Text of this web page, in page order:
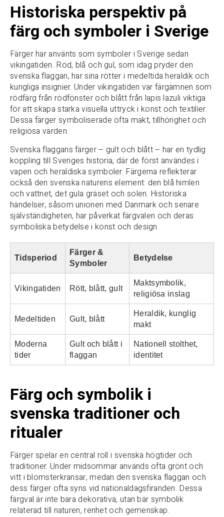
Historiska perspektiv på
färg och symboler i Sverige
Färger har använts som symboler i Sverige sedan
vikingatiden. Röd, blå och gul, som idag pryder den
svenska flaggan, har sina rötter i medeltida heraldik och
kungliga insignier. Under vikingatiden var färgämnen som
rödfärg från rödfönster och blått från lapis lazuli viktiga
för att skapa starka visuella uttryck i konst och textilier.
Dessa färger symboliserade ofta makt, tillhörighet och
religiösa värden.
Svenska flaggans färger – gult och blått – har en tydlig
koppling till Sveriges historia, där de först användes i
vapen och heraldiska symboler. Färgerna reflekterar
också den svenska naturens element: den blå himlen
och vattnet, det gula gräset och solen. Historiska
händelser, såsom unionen med Danmark och senare
självständigheten, har påverkat färgvalen och deras
symboliska betydelse i konst och design.
Tidsperiod
Färger &
Symboler
Betydelse
Vikingatiden Rött, blått, gult
Maktsymbolik,
religiösa inslag
Medeltiden Gult, blått
Heraldik, kunglig
makt
Moderna
tider
Gult och blått i
flaggan
Nationell stolthet,
identitet
Färg och symbolik i
svenska traditioner och
ritualer
Färger spelar en central roll i svenska högtider och
traditioner. Under midsommar används ofta grönt och
vitt i blomsterkransar, medan den svenska flaggan och
dess färger ofta syns vid nationaldagsfiranden. Dessa
färgval är inte bara dekorativa, utan bär symbolik
relaterad till naturen, renhet och gemenskap.